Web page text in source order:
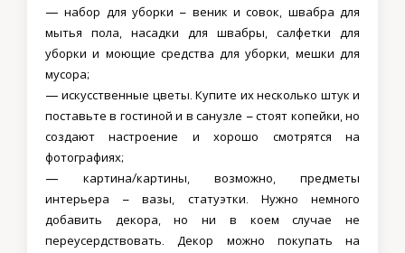
— набор для уборки – веник и совок, швабра для
мытья пола, насадки для швабры, салфетки для
уборки и моющие средства для уборки, мешки для
мусора;
— искусственные цветы. Купите их несколько штук и
поставьте в гостиной и в санузле – стоят копейки, но
создают настроение и хорошо смотрятся на
фотографиях;
— картина/картины, возможно, предметы
интерьера – вазы, статуэтки. Нужно немного
добавить декора, но ни в коем случае не
переусердствовать. Декор можно покупать на